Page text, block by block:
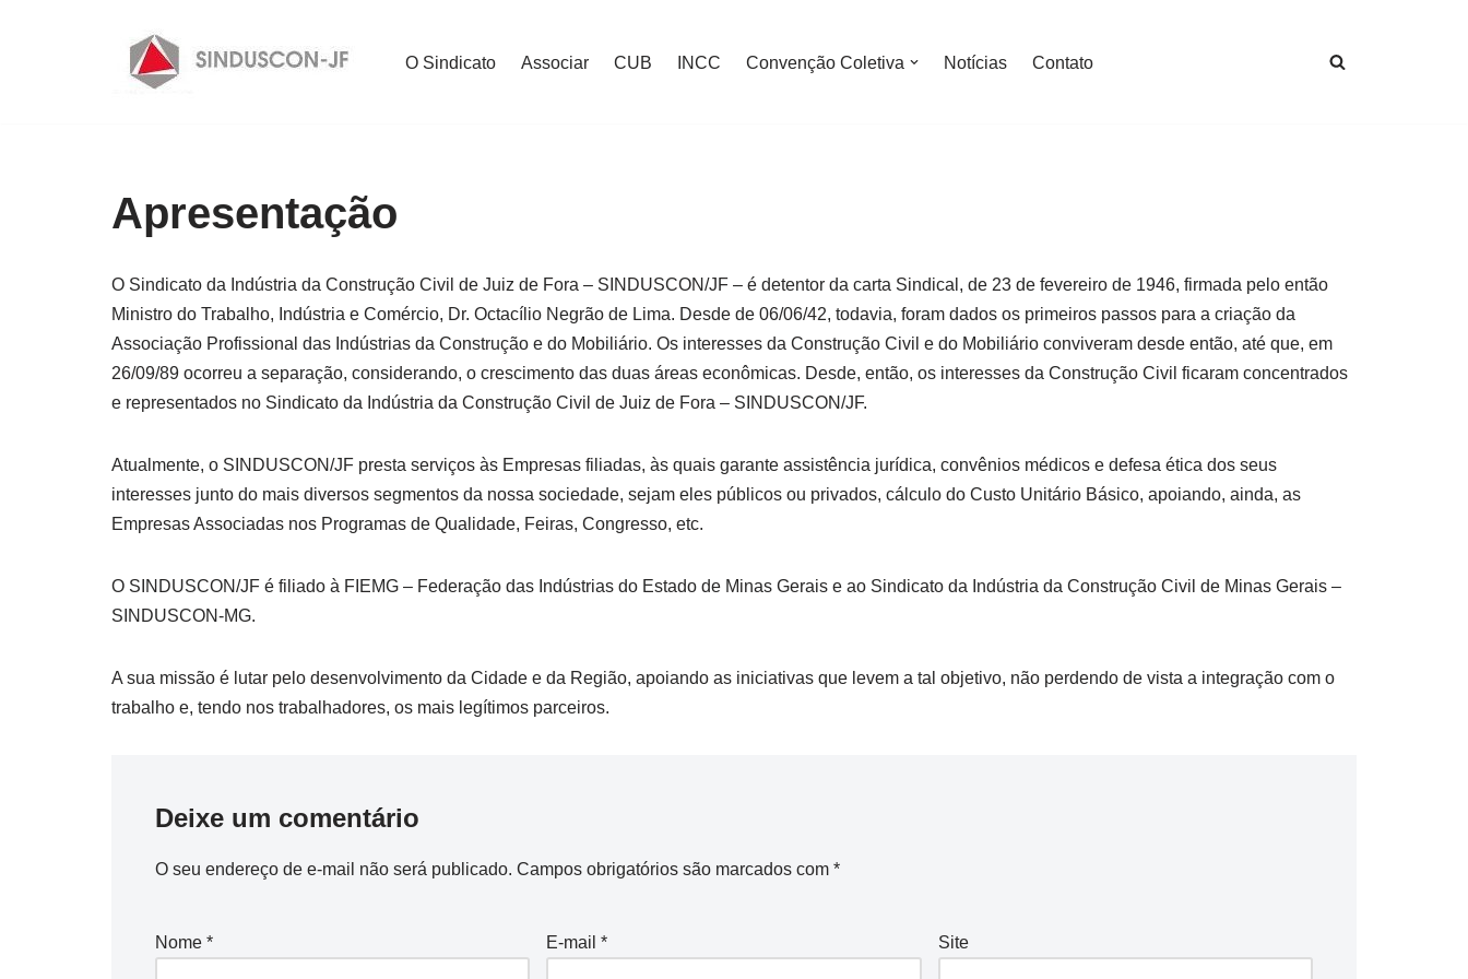
O Sindicato Associar CUB INCC Convenção Coletiva Notícias Contato
Apresentação
O Sindicato da Indústria da Construção Civil de Juiz de Fora – SINDUSCON/JF – é detentor da carta Sindical, de 23 de fevereiro de 1946, firmada pelo então
Ministro do Trabalho, Indústria e Comércio, Dr. Octacílio Negrão de Lima. Desde de 06/06/42, todavia, foram dados os primeiros passos para a criação da
Associação Profissional das Indústrias da Construção e do Mobiliário. Os interesses da Construção Civil e do Mobiliário conviveram desde então, até que, em
26/09/89 ocorreu a separação, considerando, o crescimento das duas áreas econômicas. Desde, então, os interesses da Construção Civil ficaram concentrados
e representados no Sindicato da Indústria da Construção Civil de Juiz de Fora – SINDUSCON/JF.
Atualmente, o SINDUSCON/JF presta serviços às Empresas filiadas, às quais garante assistência jurídica, convênios médicos e defesa ética dos seus
interesses junto do mais diversos segmentos da nossa sociedade, sejam eles públicos ou privados, cálculo do Custo Unitário Básico, apoiando, ainda, as
Empresas Associadas nos Programas de Qualidade, Feiras, Congresso, etc.
O SINDUSCON/JF é filiado à FIEMG – Federação das Indústrias do Estado de Minas Gerais e ao Sindicato da Indústria da Construção Civil de Minas Gerais –
SINDUSCON-MG.
A sua missão é lutar pelo desenvolvimento da Cidade e da Região, apoiando as iniciativas que levem a tal objetivo, não perdendo de vista a integração com o
trabalho e, tendo nos trabalhadores, os mais legítimos parceiros.
Deixe um comentário
O seu endereço de e-mail não será publicado. Campos obrigatórios são marcados com *
Nome * E-mail* Site